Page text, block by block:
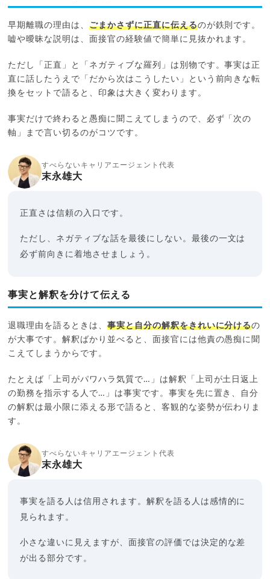
早期離職の理由は、ごまかさずに正直に伝えるのが鉄則です。
嘘や曖昧な説明は、面接官の経験値で簡単に見抜かれます。
ただし「正直」と「ネガティブな羅列」は別物です。事実は正
直に話したうえで「だから次はこうしたい」という前向きな転
換をセットで語ると、印象は大きく変わります。
事実だけで終わると愚痴に聞こえてしまうので、必ず「次の
軸」まで言い切るのがコツです。
すべらないキャリアエージェント代表
末永雄大
正直さは信頼の入口です。
ただし、ネガティブな話を最後にしない。最後の一文は
必ず前向きに着地させましょう。
事実と解釈を分けて伝える
退職理由を語るときは、 事実と自分の解釈をきれいに分けるの
が大事です。解釈ばかり並べると、面接官には他責の愚痴に聞
こえてしまうからです。
たとえば「上司がパワハラ気質で…」は解釈「上司が土日返上
の勤務を指示する人で…」は事実です。事実を先に置き、自分
の解釈は最小限に添える形で語ると、客観的な姿勢が伝わりま
す。
すべらないキャリアエージェント代表
末永雄大
事実を語る人は信用されます。解釈を語る人は感情的に
見られます。
小さな違いに見えますが、面接官の評価では決定的な差
が出る部分です。